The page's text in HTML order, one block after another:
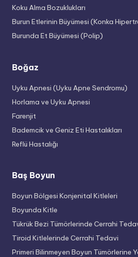
Koku Alma Bozuklukları
Burun Etlerinin Büyümesi (Konka
Burunda Et Büyümesi (Polip)
Boğaz
Uyku Apnesi (Uyku Apne Sendromu)
Horlama ve Uyku Apnesi
Farenjit
Bademcik ve Geniz Eti Hastalıkları
Reflü Hastalığı
Baş Boyun
Boyun Bölgesi Konjenital Kitleleri
Boyunda Kitle
Tükrük Bezi Tümörlerinde Cerrahi
Tiroid Kitlelerinde Cerrahi Tedavi
Primeri Bilinmeyen Boyun Tümörlerine